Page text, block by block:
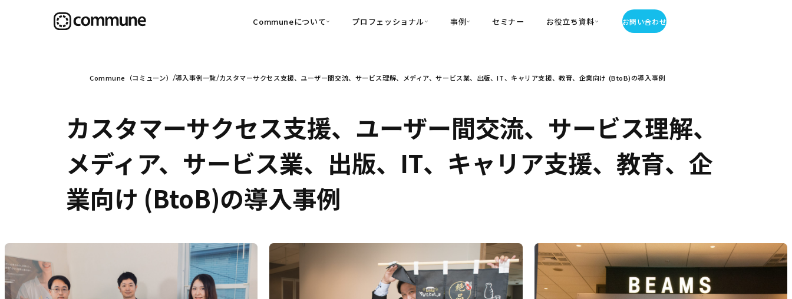
Communeについて
可視化
育成
・Commune Voice ・Commune Navigator
信頼を醸成する信頼起点経営基盤
・Commune CRM（旧：
SuccessHub）
社内コミュニケーションの変革を支援
・Commune for Work
プロフェッショナル
・Customer-Led Growth
事例
導入事例
セミナー お役立ち資料
・お役立ち資料
お問い合わせ
Commune（コミューン） 導入事例一覧 カスタマーサクセス支援、ユーザー間交流、サービス理解、メディア、サービス業、出版、IT、キャリア支援、教育、企業向け (BtoB)の導入事例
カスタマーサクセス支援、ユーザー間交流、サービス理解、
メディア、サービス業、出版、IT、キャリア支援、教育、企
業向け (BtoB)の導入事例